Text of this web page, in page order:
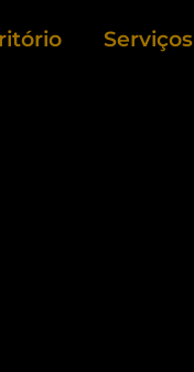
Serviços